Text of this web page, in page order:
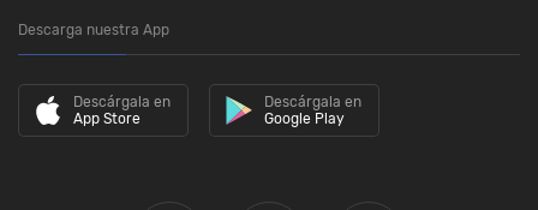
Descarga nuestra App
Descárgala en
App Store
Descárgala en
Google Play